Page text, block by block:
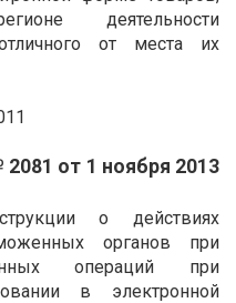
деятельности
от места их
от 1 ноября 2013
о действиях
органов при
операций при
в электронной